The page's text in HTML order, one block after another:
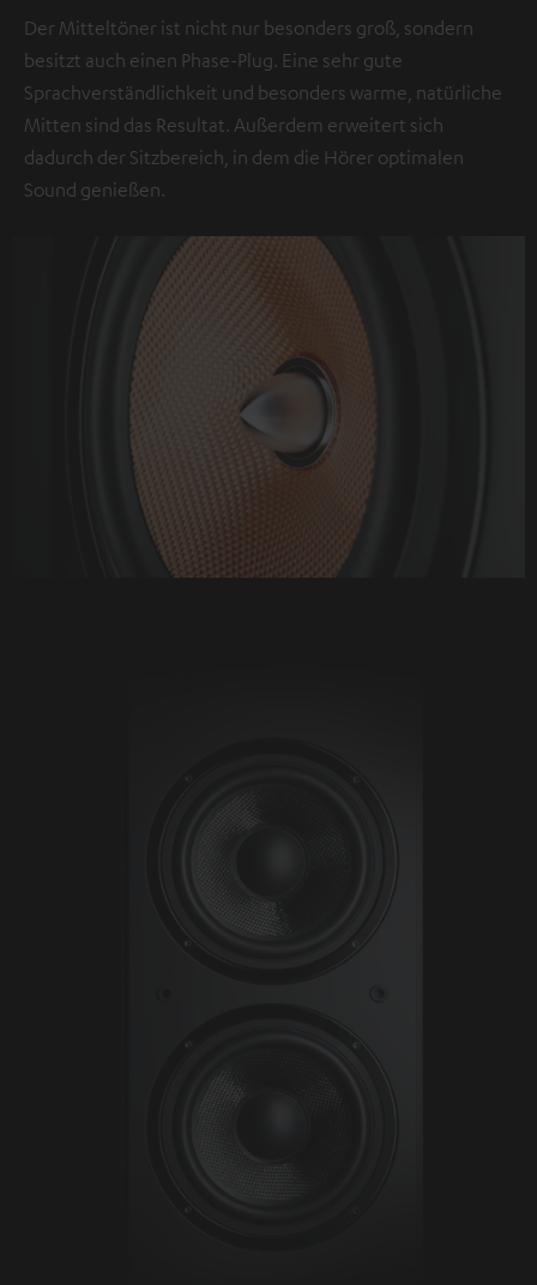
Der Mitteltöner ist nicht nur besonders groß, sondern
besitzt auch einen Phase-Plug. Eine sehr gute
Sprachverständlichkeit und besonders warme, natürliche
Mitten sind das Resultat. Außerdem erweitert sich
dadurch der Sitzbereich, in dem die Hörer optimalen
Sound genießen.